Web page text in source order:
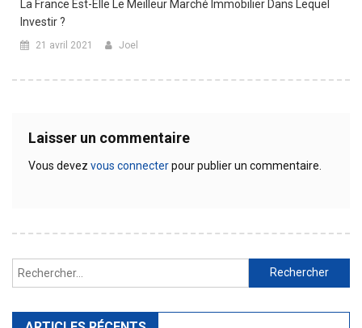
La France Est-Elle Le Meilleur Marché Immobilier Dans Lequel
Investir ?
21 avril 2021 Joel
Laisser un commentaire
Vous devez vous connecterpour publier un commentaire.
Rechercher :